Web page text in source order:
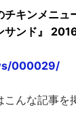
チキンメニ
サンド』
000029/
んな記事を